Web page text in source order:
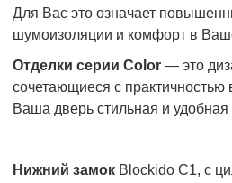
Для Вас это означает
шумоизоляции и комфорт в
Отделки серии Color — это
сочетающиеся с практичностью
Ваша дверь стильная и удобная
Нижний замок Blockido C1, с